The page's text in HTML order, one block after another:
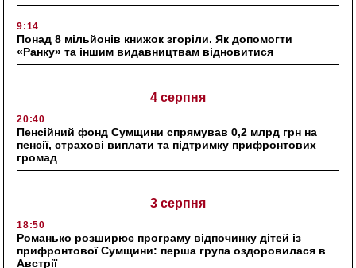
9:14
Понад 8 мільйонів книжок згоріли. Як допомогти
«Ранку» та іншим видавництвам відновитися
4 серпня
20:40
Пенсійний фонд Сумщини спрямував 0,2 млрд грн на
пенсії, страхові виплати та підтримку прифронтових
громад
3 серпня
18:50
Романько розширює програму відпочинку дітей із
прифронтової Сумщини: перша група оздоровилася в
Австрії